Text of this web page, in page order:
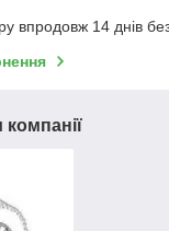
впродовж 14 днів
компанії